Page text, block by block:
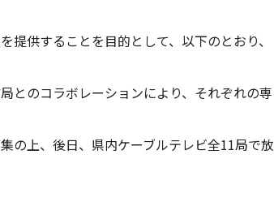
供することを目的として、以下のとおり、
のコラボレーションにより、それぞれの専
の上、後日、県内ケーブルテレビ全11局で放